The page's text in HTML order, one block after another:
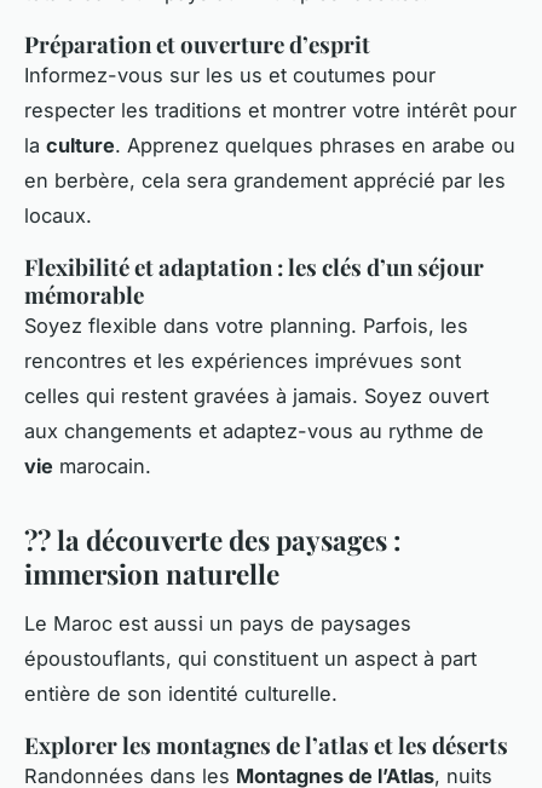
Préparation et ouverture d’esprit
Informez-vous sur les us et coutumes pour
respecter les traditions et montrer votre intérêt pour
la culture. Apprenez quelques phrases en arabe ou
en berbère, cela sera grandement apprécié par les
locaux.
Flexibilité et adaptation : les clés d’un séjour
mémorable
Soyez flexible dans votre planning. Parfois, les
rencontres et les expériences imprévues sont
celles qui restent gravées à jamais. Soyez ouvert
aux changements et adaptez-vous au rythme de
vie marocain.
?? la découverte des paysages :
immersion naturelle
Le Maroc est aussi un pays de paysages
époustouflants, qui constituent un aspect à part
entière de son identité culturelle.
Explorer les montagnes de l’atlas et les déserts
Randonnées dans les Montagnes de l’Atlas, nuits